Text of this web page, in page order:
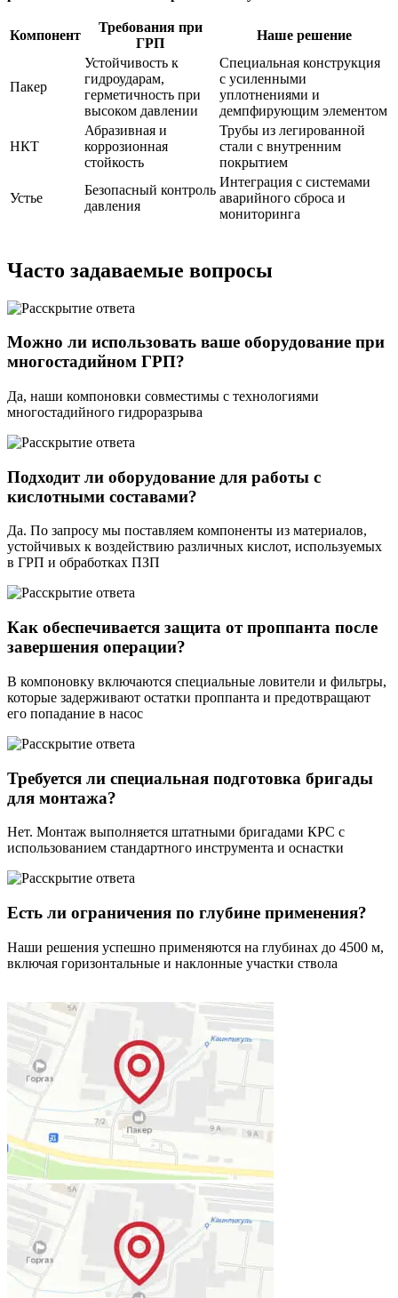
Компонент
Требования при
ГРП
Наше решение
Пакер
Устойчивость к
гидроударам,
герметичность при
высоком давлении
Специальная конструкция
с усиленными
уплотнениями и
демпфирующим элементом
НКТ
Абразивная и
коррозионная
стойкость
Трубы из легированной
стали с внутренним
покрытием
Устье
Безопасный контроль
давления
Интеграция с системами
аварийного сброса и
мониторинга
Часто задаваемые вопросы
Можно ли использовать ваше оборудование при
многостадийном ГРП?
Да, наши компоновки совместимы с технологиями
многостадийного гидроразрыва
Подходит ли оборудование для работы с
кислотными составами?
Да. По запросу мы поставляем компоненты из материалов,
устойчивых к воздействию различных кислот, используемых
в ГРП и обработках ПЗП
Как обеспечивается защита от проппанта после
завершения операции?
В компоновку включаются специальные ловители и фильтры,
которые задерживают остатки проппанта и предотвращают
его попадание в насос
Требуется ли специальная подготовка бригады
для монтажа?
Нет. Монтаж выполняется штатными бригадами КРС с
использованием стандартного инструмента и оснастки
Есть ли ограничения по глубине применения?
Наши решения успешно применяются на глубинах до 4500 м,
включая горизонтальные и наклонные участки ствола